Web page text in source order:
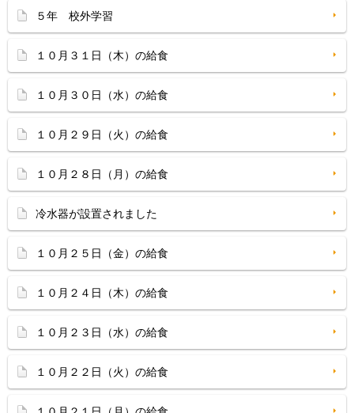
５年 校外学習
１０月３１日（木）の給食
１０月３０日（水）の給食
１０月２９日（火）の給食
１０月２８日（月）の給食
冷水器が設置されました
１０月２５日（金）の給食
１０月２４日（木）の給食
１０月２３日（水）の給食
１０月２２日（火）の給食